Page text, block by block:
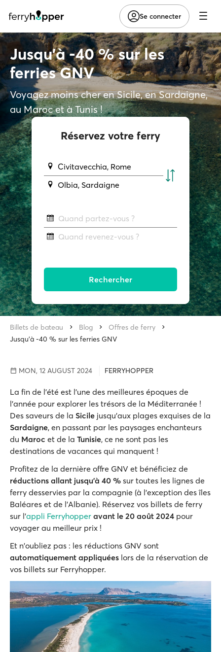
Se connecter
Jusqu'à -40 % sur les
ferries GNV
Voyagez moins cher en Sicile, en Sardaigne,
au Maroc et à Tunis !
Réservez votre ferry
Civitavecchia, Rome
Olbia, Sardaigne
Quand partez-vous ?
Quand revenez-vous ?
Rechercher
Billets de bateau Blog
Offres de ferry
Jusqu'à -40 % sur les ferries GNV
MON, 12 AUGUST 2024 FERRYHOPPER
La fin de l'été est l'une des meilleures époques de
l'année pour explorer les trésors de la Méditerranée !
Des saveurs de la Sicile jusqu'aux plages exquises de la
Sardaigne, en passant par les paysages enchanteurs
du Maroc et de la Tunisie, ce ne sont pas les
destinations de vacances qui manquent !
Profitez de la dernière offre GNV et bénéficiez de
réductions allant jusqu'à 40 % sur toutes les lignes de
ferry desservies par la compagnie (à l'exception des îles
Baléares et de l'Albanie). Réservez vos billets de ferry
sur l'appli Ferryhopper avant le 20 août 2024 pour
voyager au meilleur prix !
Et n'oubliez pas : les réductions GNV sont
automatiquement appliquées lors de la réservation de
vos billets sur Ferryhopper.